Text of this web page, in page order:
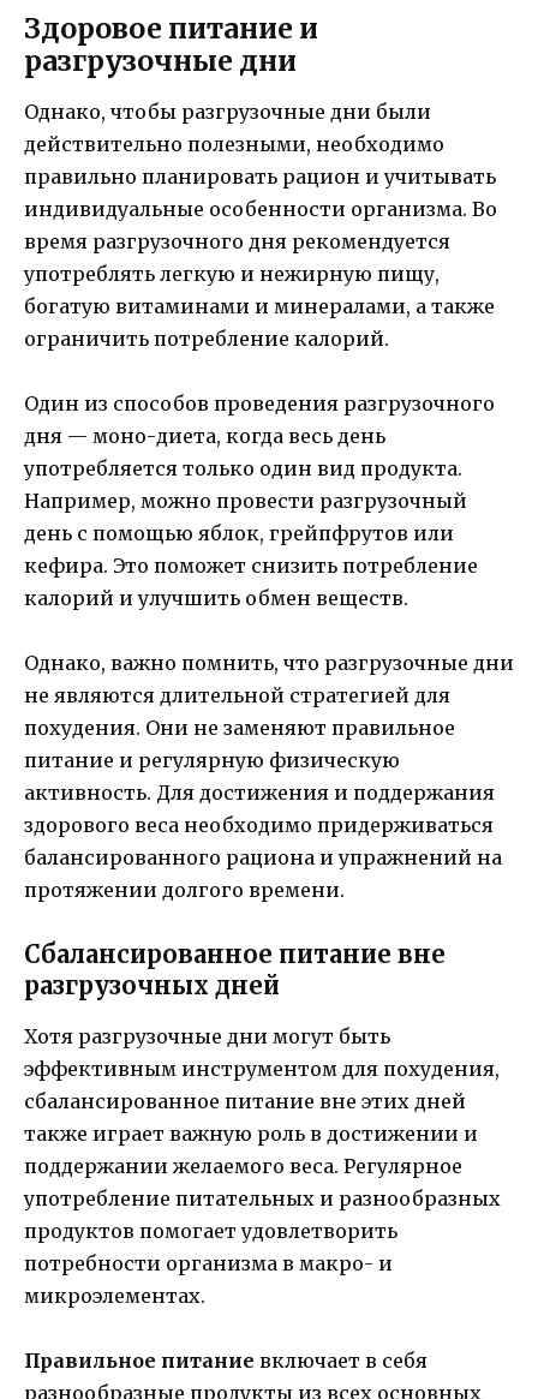
Здоровое питание и
разгрузочные дни
Однако, чтобы разгрузочные дни были
действительно полезными, необходимо
правильно планировать рацион и учитывать
индивидуальные особенности организма. Во
время разгрузочного дня рекомендуется
употреблять легкую и нежирную пищу,
богатую витаминами и минералами, а также
ограничить потребление калорий.
Один из способов проведения разгрузочного
дня — моно-диета, когда весь день
употребляется только один вид продукта.
Например, можно провести разгрузочный
день с помощью яблок, грейпфрутов или
кефира. Это поможет снизить потребление
калорий и улучшить обмен веществ.
Однако, важно помнить, что разгрузочные дни
не являются длительной стратегией для
похудения. Они не заменяют правильное
питание и регулярную физическую
активность. Для достижения и поддержания
здорового веса необходимо придерживаться
балансированного рациона и упражнений на
протяжении долгого времени.
Сбалансированное питание вне
разгрузочных дней
Хотя разгрузочные дни могут быть
эффективным инструментом для похудения,
сбалансированное питание вне этих дней
также играет важную роль в достижении и
поддержании желаемого веса. Регулярное
употребление питательных и разнообразных
продуктов помогает удовлетворить
потребности организма в макро- и
микроэлементах.
Правильное питание включает в себя
разнообразные продукты из всех основных